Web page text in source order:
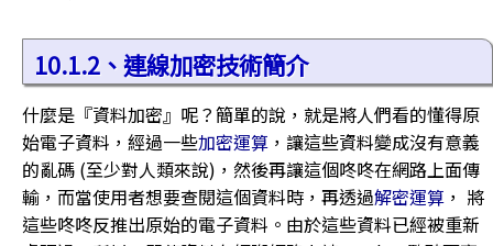
10.1.2、連線加密技術簡介
什麼是『資料加密』呢？簡單的說，就是將人們看的懂得原
始電子資料，經過一些加密運算 ，讓這些資料變成沒有意義
的亂碼 (至少對人類來說)，然後再讓這個咚咚在網路上面傳
輸，而當使用者想要查閱這個資料時，再透過解密運算 ， 將
這些咚咚反推出原始的電子資料。由於這些資料已經被重新